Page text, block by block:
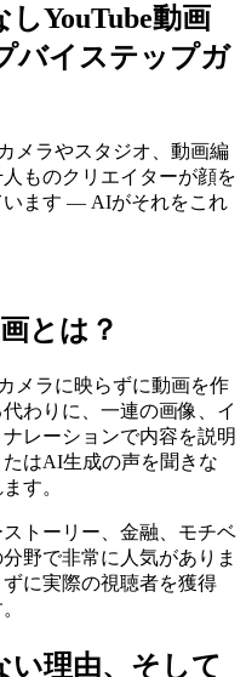
YouTube動画
バイステップガ
メラやスタジオ、動画編
ものクリエイターが顔を
います — AIがそれをこれ
とは？
メラに映らずに動画を作
わりに、一連の画像、イ
レーションで内容を説明
はAI生成の声を聞きな
す。
トーリー、金融、モチベ
野で非常に人気がありま
に実際の視聴者を獲得
い理由、そして